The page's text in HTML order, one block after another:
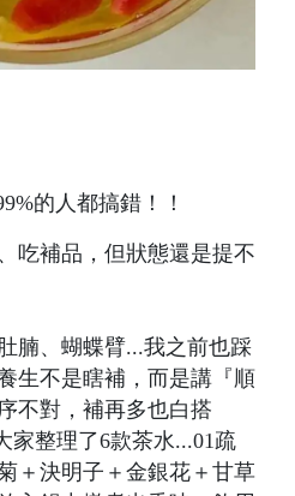
吃補品，但狀態還是提不
腩、蝴蝶臂...我之前也踩
不是瞎補，而是講『順
不對，補再多也白搭
家整理了6款茶水...01疏
＋決明子＋金銀花＋甘草